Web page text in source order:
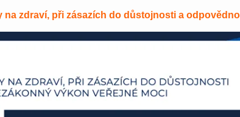
na zdraví, při zásazích do důstojnosti a